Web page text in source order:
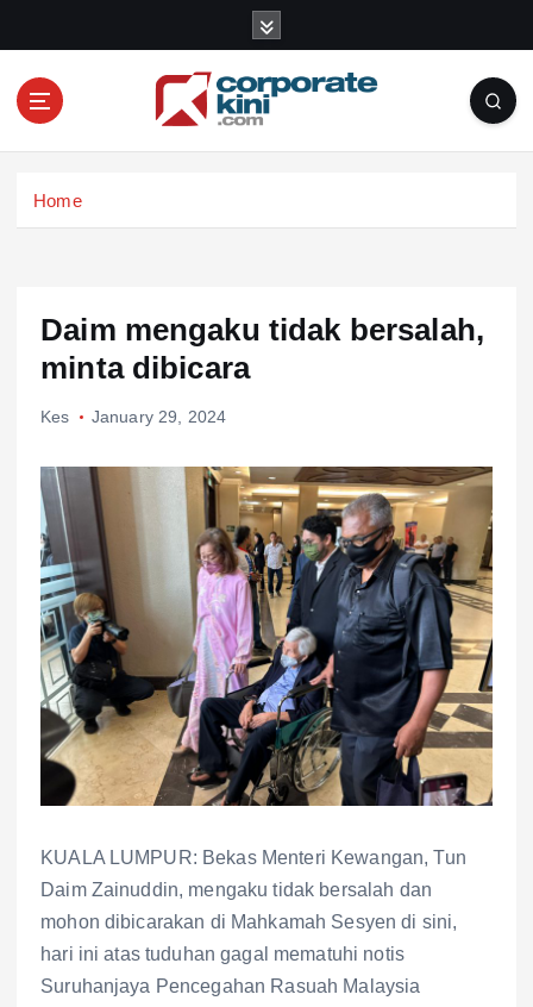
o
Home
Daim mengaku tidak bersalah,
minta dibicara
Kes January 29, 2024
KUALA LUMPUR: Bekas Menteri Kewangan, Tun
Daim Zainuddin, mengaku tidak bersalah dan
mohon dibicarakan di Mahkamah Sesyen di sini,
hari ini atas tuduhan gagal mematuhi notis
Suruhanjaya Pencegahan Rasuah Malaysia